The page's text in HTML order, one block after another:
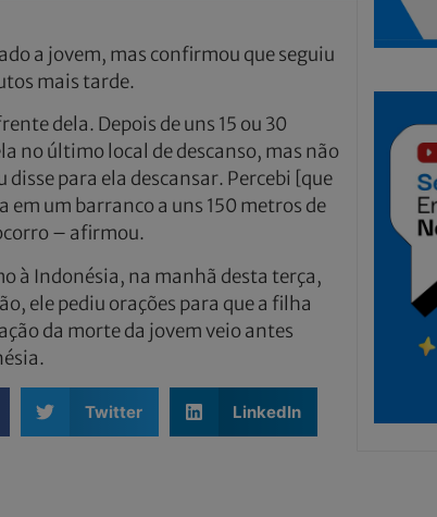
a jovem, mas confirmou que seguiu
mais tarde.
dela. Depois de uns 15 ou 30
no último local de descanso, mas não
para ela descansar. Percebi [que
um barranco a uns 150 metros de
– afirmou.
à Indonésia, na manhã desta terça,
ele pediu orações para que a filha
da morte da jovem veio antes
Twitter LinkedIn